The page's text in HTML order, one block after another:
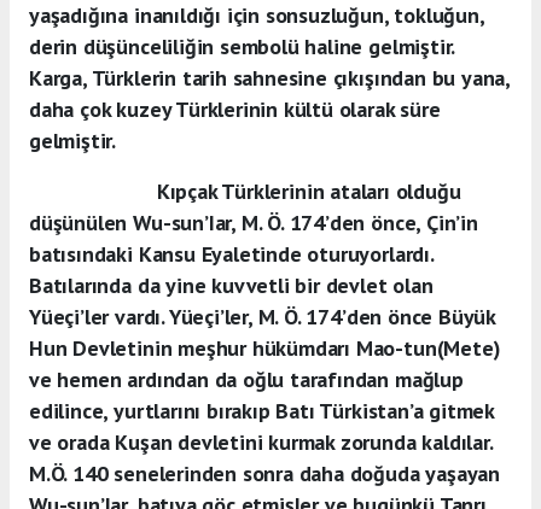
yaşadığına inanıldığı için sonsuzluğun, tokluğun,
derin düşünceliliğin sembolü haline gelmiştir.
Karga, Türklerin tarih sahnesine çıkışından bu yana,
daha çok kuzey Türklerinin kültü olarak süre
gelmiştir.
Kıpçak Türklerinin ataları olduğu
düşünülen Wu-sun’Iar, M. Ö. 174’den önce, Çin’in
batısındaki Kansu Eyaletinde oturuyorlardı.
Batılarında da yine kuvvetli bir devlet olan
Yüeçi’ler vardı. Yüeçi’ler, M. Ö. 174’den önce Büyük
Hun Devletinin meşhur hükümdarı Mao-tun(Mete)
ve hemen ardından da oğlu tarafından mağlup
edilince, yurtlarını bırakıp Batı Türkistan’a gitmek
ve orada Kuşan devletini kurmak zorunda kaldılar.
M.Ö. 140 senelerinden sonra daha doğuda yaşayan